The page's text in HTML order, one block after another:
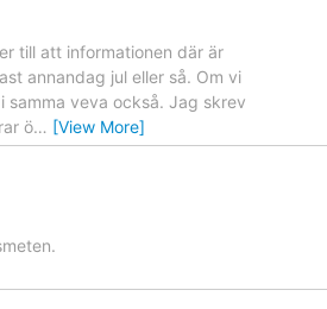
till att informationen där är
annandag jul eller så. Om vi
veva också. Jag skrev
ö… [View More]